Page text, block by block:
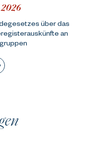
über das
an